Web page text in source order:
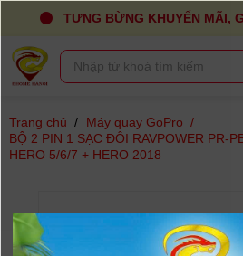
TƯNG BỪNG KHUYẾN MÃI,
Trang chủ / Máy quay GoPro /
BỘ 2 PIN 1 SẠC ĐÔI RAVPOWER PR-
HERO 5/6/7 + HERO 2018